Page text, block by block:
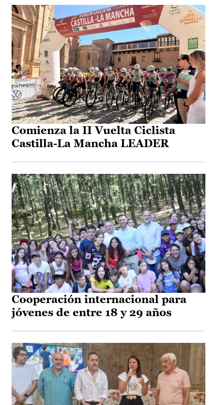
Comienza la II Vuelta Ciclista
Castilla-La Mancha LEADER
Cooperación internacional para
jóvenes de entre 18 y 29 años